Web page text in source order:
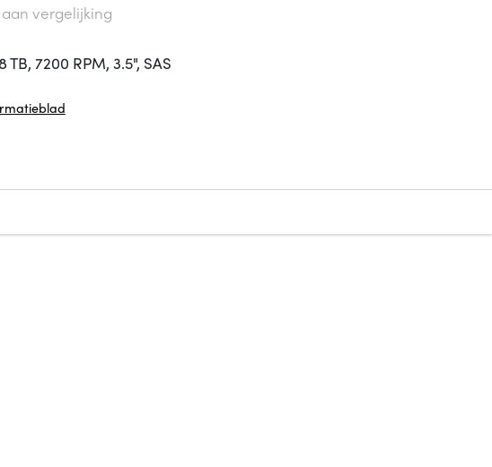
vergelijking
TB, 7200 RPM, 3.5", SAS
venster)